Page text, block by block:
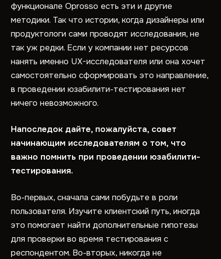
функционале Oprosso есть эти и другие
методики. Так что истории, когда дизайнеры или
продуктологи сами проводят исследования, не
так уж редки. Если у компании нет ресурсов
нанять именно UX-исследователя или она хочет
самостоятельно сформировать это направление,
в проведении юзабилити-тестирования нет
ничего невозможного.
Напоследок дайте, пожалуйста, совет
начинающим исследователям о том, что
важно помнить при проведении юзабилити-
тестирования.
Во-первых, сначала сами побудьте в роли
пользователя. Изучите клиентский путь, иногда
это помогает найти дополнительные гипотезы
для проверки во время тестирования с
респондентом. Во-вторых, никогда не